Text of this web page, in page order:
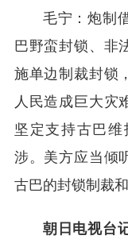
毛宁：炮制
巴野蛮封锁、非
施单边制裁封锁
人民造成巨大灾
坚定支持古巴
涉。美方应当倾
古巴的封锁制裁和
朝日电视台